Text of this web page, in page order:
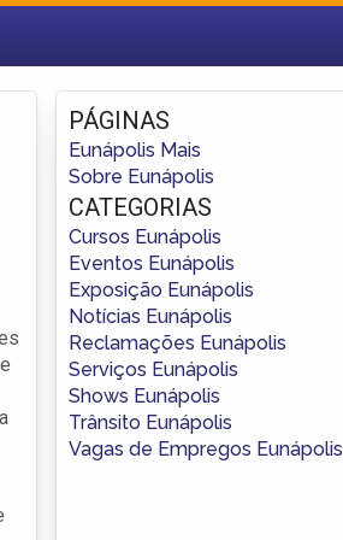
Fazer login
Criar conta
PÁGINAS
Eunápolis Mais
Sobre Eunápolis
CATEGORIAS
Cursos Eunápolis
Eventos Eunápolis
Exposição Eunápolis
Notícias Eunápolis
Reclamações Eunápolis
Serviços Eunápolis
Shows Eunápolis
Trânsito Eunápolis
Vagas de Empregos Eunápolis